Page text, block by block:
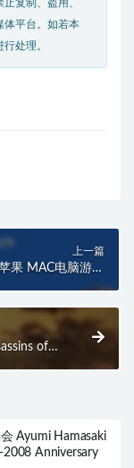
复制、盗用、
体平台。如若本
处理。
上一篇
果 MAC电脑游戏
原生中文版
of
Ayumi Hamasaki
Anniversary